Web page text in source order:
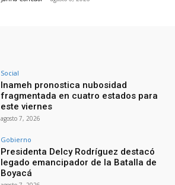
Social
Inameh pronostica nubosidad
fragmentada en cuatro estados para
este viernes
agosto 7, 2026
Gobierno
Presidenta Delcy Rodríguez destacó
legado emancipador de la Batalla de
Boyacá